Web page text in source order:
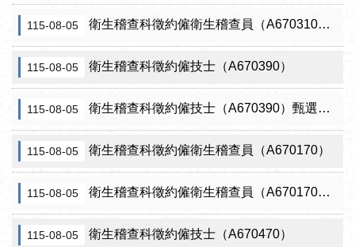
115-08-05 衛生稽查科徵約僱衛生稽查員（A670310）（需具原住民證明）
115-08-05 衛生稽查科徵約僱技士（A670390）
115-08-05 衛生稽查科徵約僱技士（A670390）甄選結果從缺
115-08-05 衛生稽查科徵約僱衛生稽查員（A670170）
115-08-05 衛生稽查科徵約僱衛生稽查員（A670170）甄選結果從缺
115-08-05 衛生稽查科徵約僱技士（A670470）